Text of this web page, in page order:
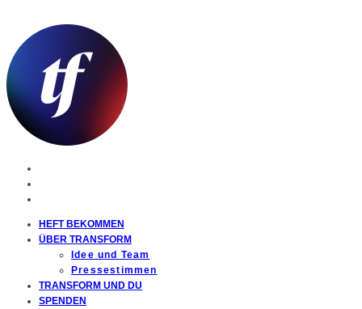
HEFT BEKOMMEN
ÜBER TRANSFORM
Idee und Team
Pressestimmen
TRANSFORM UND DU
SPENDEN